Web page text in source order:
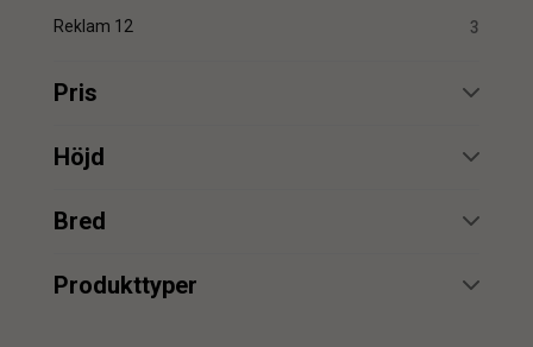
Reklam 12 3
Pris
min.
min. max.
Höjd
min.
Bred
min.
Produkttyper